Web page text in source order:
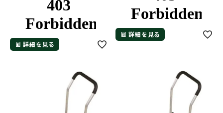
詳細を見る
詳細を見る